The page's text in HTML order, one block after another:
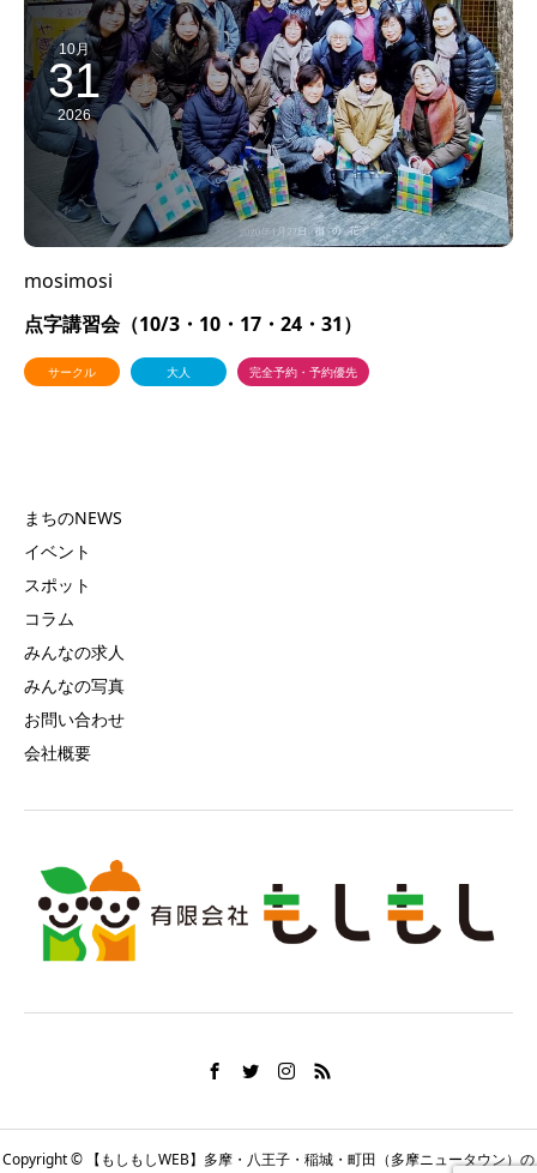
10月
31
2026
mosimosi
点字講習会（10/3・10・17・24・31）
サークル 大人 完全予約・予約優先
まちのNEWS
イベント
スポット
コラム
みんなの求人
みんなの写真
お問い合わせ
会社概要
Copyright © 【もしもしWEB】多摩・八王子・稲城・町田（多摩ニュータウン）の